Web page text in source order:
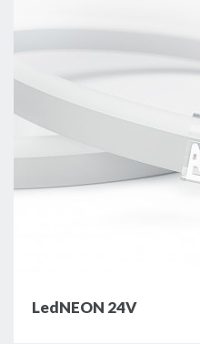
LedNEON 24V